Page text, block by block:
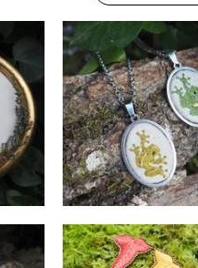
Grenouille des
Colliers
38€
Lierre des